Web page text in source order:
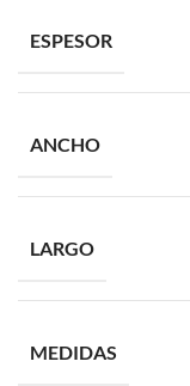
ESPESOR
ANCHO
LARGO
MEDIDAS